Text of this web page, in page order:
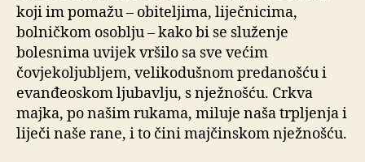
koji im pomažu – obiteljima, liječnicima,
bolničkom osoblju – kako bi se služenje
bolesnima uvijek vršilo sa sve većim
čovjekoljubljem, velikodušnom predanošću i
evanđeoskom ljubavlju, s nježnošću. Crkva
majka, po našim rukama, miluje naša trpljenja i
liječi naše rane, i to čini majčinskom nježnošću.